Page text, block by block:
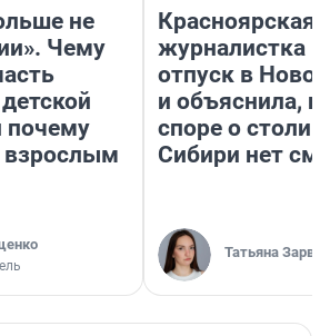
не
Чему
взрослым
Красноярская
журналистка
отпуск в
и объяснила,
споре о
Сибири нет
Татьяна Зарва